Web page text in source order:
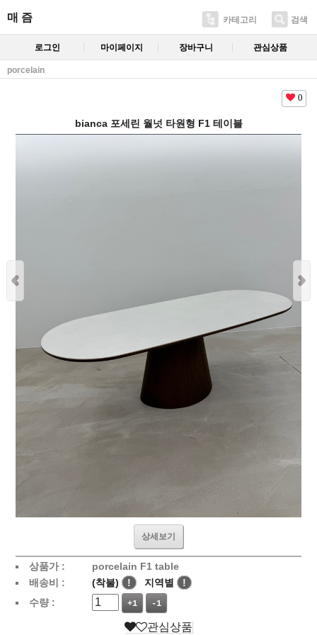
매 즘 카테고리 검색
로그인 마이페이지 장바구니 관심상품
porcelain
0
bianca 포세린 월넛 타원형 F1 테이블
상세보기
상품가 :
porcelain F1 table
배송비 :
(착불) ! 지역별
!
수량 :
+1 -1
관심상품